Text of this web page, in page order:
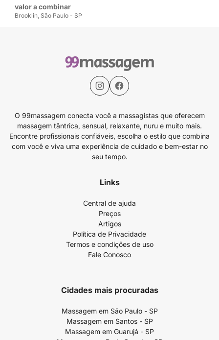
valor a combinar
Brooklin, São Paulo - SP
Avaliar
O 99massagem conecta você a massagistas que oferecem
massagem tântrica, sensual, relaxante, nuru e muito mais.
Encontre profissionais confiáveis, escolha o estilo que combina
com você e viva uma experiência de cuidado e bem-estar no
seu tempo.
Links
Central de ajuda
Preços
Artigos
Política de Privacidade
Termos e condições de uso
Fale Conosco
Cidades mais procuradas
Massagem em São Paulo - SP
Massagem em Santos - SP
Massagem em Guarujá - SP